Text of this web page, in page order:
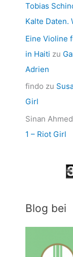
Tobias
Kalte Daten.
Eine Violine
in Haiti zu
Adrien
findo zu
Girl
Sinan Ahmed
1 – Riot Girl
Blog bei